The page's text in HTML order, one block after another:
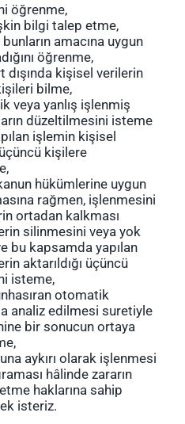
öğrenme,
bilgi talep etme,
amacına uygun
öğrenme,
dışında kişisel verilerin
bilme,
veya yanlış işlenmiş
düzeltilmesini isteme
işlemin kişisel
kişilere
hükümlerine uygun
rağmen, işlenmesini
ortadan kalkması
silinmesini veya yok
bu kapsamda yapılan
aktarıldığı üçüncü
isteme,
otomatik
analiz edilmesi suretiyle
bir sonucun ortaya
aykırı olarak işlenmesi
hâlinde zararın
haklarına sahip
isteriz.